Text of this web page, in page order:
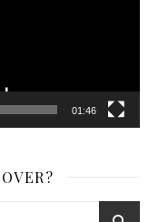
01:46